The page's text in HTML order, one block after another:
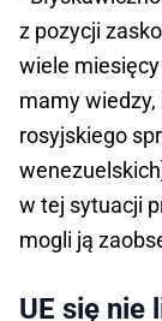
z pozycji
wiele
mamy
rosyjskiego
w tej sytuacji
mogli ją
UE się nie